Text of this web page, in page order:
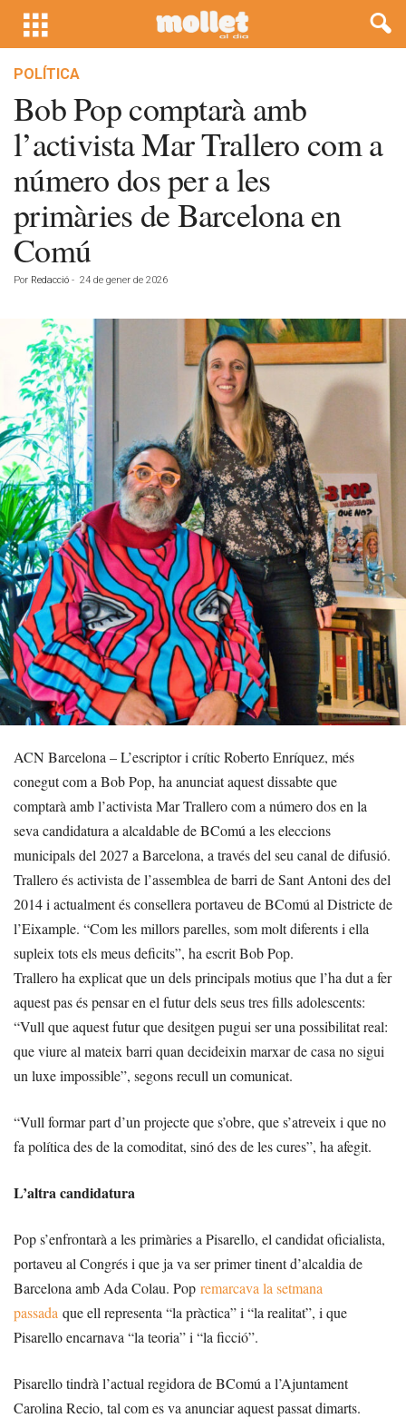
POLÍTICA
Bob Pop comptarà amb
l’activista Mar Trallero com a
número dos per a les
primàries de Barcelona en
Comú
Por Redacció - 24 de gener de 2026
ACN Barcelona – L’escriptor i crític Roberto Enríquez, més
conegut com a Bob Pop, ha anunciat aquest dissabte que
comptarà amb l’activista Mar Trallero com a número dos en la
seva candidatura a alcaldable de BComú a les eleccions
municipals del 2027 a Barcelona, a través del seu canal de difusió.
Trallero és activista de l’assemblea de barri de Sant Antoni des del
2014 i actualment és consellera portaveu de BComú al Districte de
l’Eixample. “Com les millors parelles, som molt diferents i ella
supleix tots els meus deficits”, ha escrit Bob Pop.
Trallero ha explicat que un dels principals motius que l’ha dut a fer
aquest pas és pensar en el futur dels seus tres fills adolescents:
“Vull que aquest futur que desitgen pugui ser una possibilitat real:
que viure al mateix barri quan decideixin marxar de casa no sigui
un luxe impossible”, segons recull un comunicat.
“Vull formar part d’un projecte que s’obre, que s’atreveix i que no
fa política des de la comoditat, sinó des de les cures”, ha afegit.
L’altra candidatura
Pop s’enfrontarà a les primàries a Pisarello, el candidat oficialista,
portaveu al Congrés i que ja va ser primer tinent d’alcaldia de
Barcelona amb Ada Colau. Pop remarcava la setmana
passada que ell representa “la pràctica” i “la realitat”, i que
Pisarello encarnava “la teoria” i “la ficció”.
Pisarello tindrà l’actual regidora de BComú a l’Ajuntament
Carolina Recio, tal com es va anunciar aquest passat dimarts.